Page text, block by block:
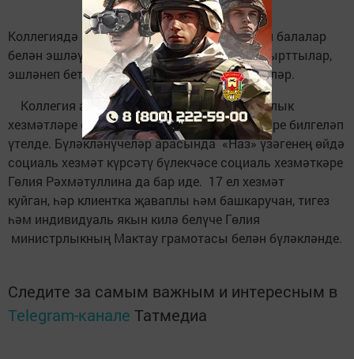
Коллегиядә ведомствалар балигъ булмаган балалар
белән эшләүнең актуаль мәсьәләләрен яктырттылар,
эшләнеп бетмәгән юнәлешләрне билгеләделәр.
Коллегия ахырында намуслы һәм күпьеллык
хезмәтләре өчен социаль өлкә хезмәткәрләре билгеләп
үтелде. Бүләкләнүчеләр арасында «Наз» үзәгенең өйдә
социаль хезмәт күрсәтү бүлекчәсе социаль хезмәткәре
Гөлия Рәхмәтуллина да бар иде. 17 ел хезмәт
куйган, һәр клиентка җаваплы һәм башкаручан, тигез
һәм индивидуаль якын килә белүче Гөлия
министрлыкның Мактау грамотасы белән бүләкләнде.
Следите за самым важным и интересным в
Telegram-канале Татмедиа